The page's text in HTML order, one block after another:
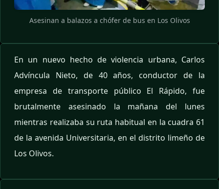
Asesinan a balazos a chófer de bus en Los Olivos
En un nuevo hecho de violencia urbana, Carlos
Advíncula Nieto, de 40 años, conductor de la
empresa de transporte público El Rápido, fue
brutalmente asesinado la mañana del lunes
mientras realizaba su ruta habitual en la cuadra 61
de la avenida Universitaria, en el distrito limeño de
Los Olivos.